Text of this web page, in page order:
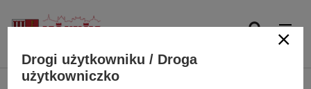
Drogi użytkowniku / Droga
użytkowniczko